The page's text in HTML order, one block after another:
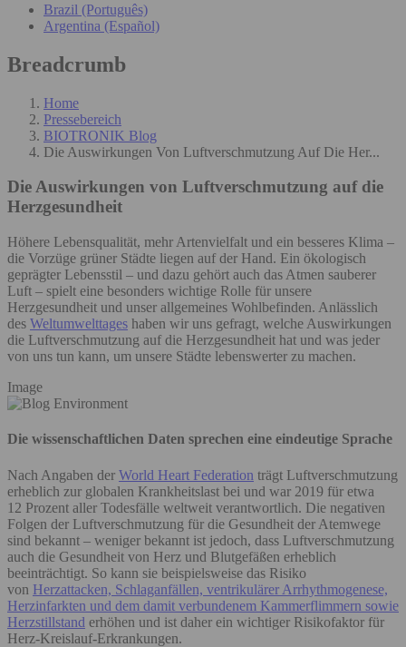
Brazil (Português)
Argentina (Español)
Breadcrumb
Home
Pressebereich
BIOTRONIK Blog
Die Auswirkungen Von Luftverschmutzung Auf Die Her...
Die Auswirkungen von Luftverschmutzung auf die
Herzgesundheit
Höhere Lebensqualität, mehr Artenvielfalt und ein besseres Klima –
die Vorzüge grüner Städte liegen auf der Hand. Ein ökologisch
geprägter Lebensstil – und dazu gehört auch das Atmen sauberer
Luft – spielt eine besonders wichtige Rolle für unsere
Herzgesundheit und unser allgemeines Wohlbefinden. Anlässlich
des Weltumwelttages haben wir uns gefragt, welche Auswirkungen
die Luftverschmutzung auf die Herzgesundheit hat und was jeder
von uns tun kann, um unsere Städte lebenswerter zu machen.
Image
Die wissenschaftlichen Daten sprechen eine eindeutige Sprache
Nach Angaben der World Heart Federation trägt Luftverschmutzung
erheblich zur globalen Krankheitslast bei und war 2019 für etwa
12 Prozent aller Todesfälle weltweit verantwortlich. Die negativen
Folgen der Luftverschmutzung für die Gesundheit der Atemwege
sind bekannt – weniger bekannt ist jedoch, dass Luftverschmutzung
auch die Gesundheit von Herz und Blutgefäßen erheblich
beeinträchtigt. So kann sie beispielsweise das Risiko
von Herzattacken, Schlaganfällen, ventrikulärer Arrhythmogenese,
Herzinfarkten und dem damit verbundenem Kammerflimmern sowie
Herzstillstand erhöhen und ist daher ein wichtiger Risikofaktor für
Herz-Kreislauf-Erkrankungen.